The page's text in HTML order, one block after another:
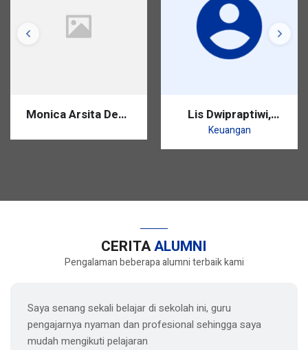
Monica Arsita Dewi, Lis Dwipraptiwi,
S.Pd.
Keuangan
CERITAALUMNI
Pengalaman beberapa alumni terbaik kami
Saya senang sekali belajar di sekolah ini, guru
pengajarnya nyaman dan profesional sehingga saya
mudah mengikuti pelajaran